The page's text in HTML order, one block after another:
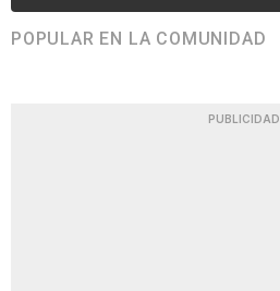
POPULAR EN LA COMUNIDAD
PUBLICIDAD